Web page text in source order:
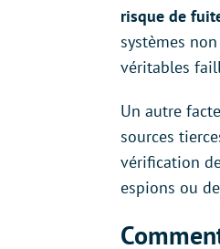
risque de
systèmes
véritables
Un autre
sources
vérification
espions ou